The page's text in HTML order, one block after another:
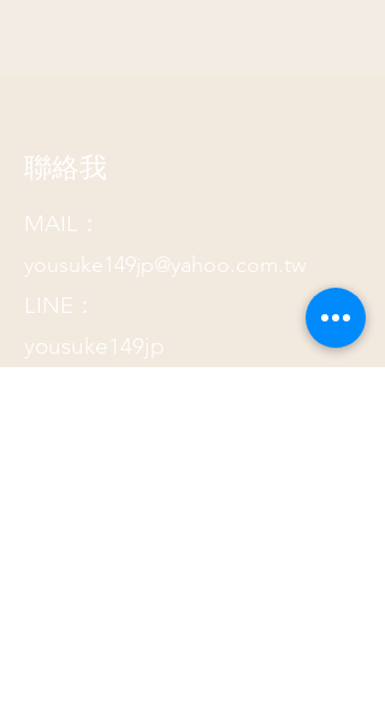
聯絡我
MAIL：
yousuke149jp@yahoo.com.tw
LINE：
yousuke149jp